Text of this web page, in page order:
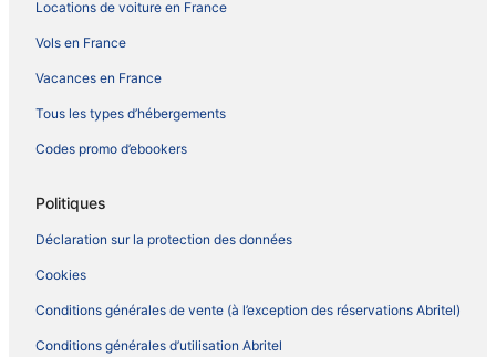
Locations de voiture en France
Vols en France
Vacances en France
Tous les types d’hébergements
Codes promo d’ebookers
Politiques
Déclaration sur la protection des données
Cookies
Conditions générales de vente (à l’exception des réservations Abritel)
Conditions générales d’utilisation Abritel